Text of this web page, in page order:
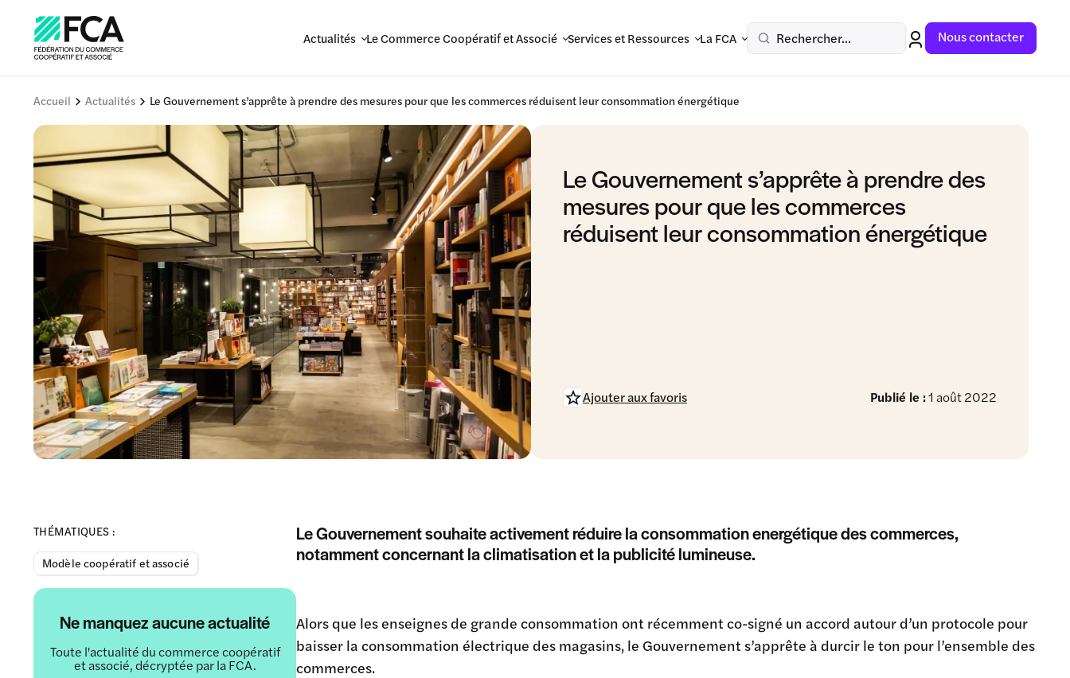
Actualités Le Commerce Coopératif et Associé Services et Ressources La FCA Rechercher... Nous contacter
Accueil Actualités Le Gouvernement s’apprête à prendre des mesures pour que les commerces réduisent leur consommation énergétique
Le Gouvernement s’apprête à prendre des
mesures pour que les commerces
réduisent leur consommation énergétique
Publié le :1 août 2022
Ajouter aux favoris
THÉMATIQUES :
Modèle coopératif et associé
Ne manquez aucune actualité
Toute l'actualité du commerce coopératif
et associé, décryptée par la FCA.
Le Gouvernement souhaite activement réduire la consommation energétique des commerces,
notamment concernant la climatisation et la publicité lumineuse.
Alors que les enseignes de grande consommation ont récemment co-signé un accord autour d’un protocole pour
baisser la consommation électrique des magasins, le Gouvernement s’apprête à durcir le ton pour l’ensemble des
commerces.